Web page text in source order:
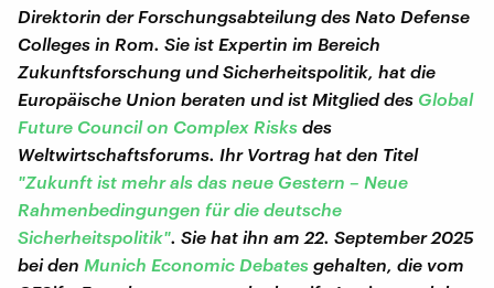
Direktorin der Forschungsabteilung des Nato Defense
Colleges in Rom. Sie ist Expertin im Bereich
Zukunftsforschung und Sicherheitspolitik, hat die
Europäische Union beraten und ist Mitglied des Global
Future Council on Complex Risks des
Weltwirtschaftsforums. Ihr Vortrag hat den Titel
"Zukunft ist mehr als das neue Gestern – Neue
Rahmenbedingungen für die deutsche
Sicherheitspolitik". Sie hat ihn am 22. September 2025
bei den Munich Economic Debates gehalten, die vom